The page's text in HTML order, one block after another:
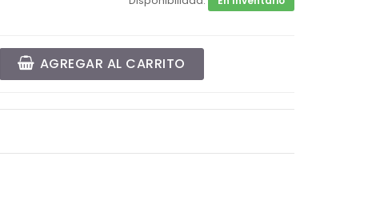
AGREGAR AL CARRITO